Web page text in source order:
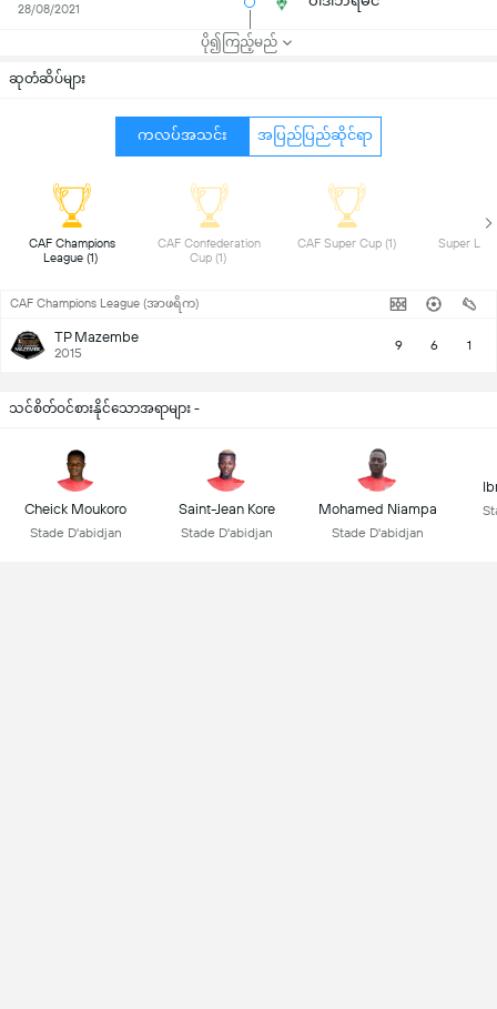
28/08/2021
ပို၍ကြည့်မည်
ဆုတံဆိပ်များ
ကလပ်အသင်း အပြည်ပြည်ဆိုင်ရာ
CAF Champions
League (1)
CAF Confederation
Cup (1)
CAF Champions League (အာဖရိက)
TP Mazembe
2015 9 6 1
သင်စိတ်ဝင်စားနိုင်သောအရာများ -
Cheick Moukoro
Stade D'abidjan
Saint-Jean Kore
Stade D'abidjan
Mohamed Niampa
Stade D'abidjan